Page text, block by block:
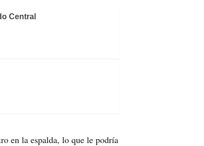
Central
en la espalda, lo que le podría